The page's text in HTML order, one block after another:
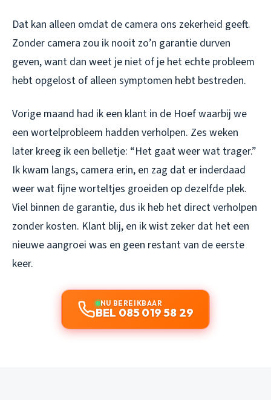
Dat kan alleen omdat de camera ons zekerheid geeft.
Zonder camera zou ik nooit zo’n garantie durven
geven, want dan weet je niet of je het echte probleem
hebt opgelost of alleen symptomen hebt bestreden.
Vorige maand had ik een klant in de Hoef waarbij we
een wortelprobleem hadden verholpen. Zes weken
later kreeg ik een belletje: “Het gaat weer wat trager.”
Ik kwam langs, camera erin, en zag dat er inderdaad
weer wat fijne worteltjes groeiden op dezelfde plek.
Viel binnen de garantie, dus ik heb het direct verholpen
zonder kosten. Klant blij, en ik wist zeker dat het een
nieuwe aangroei was en geen restant van de eerste
keer.
NU BEREIKBAAR
BEL 085 019 58 29